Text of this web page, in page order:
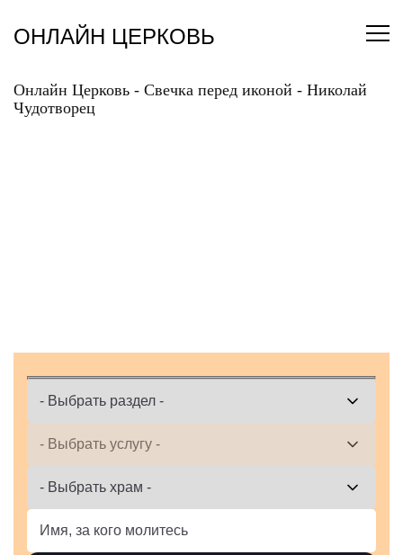
содержанию
ОНЛАЙН ЦЕРКОВЬ
Онлайн Церковь - Свечка перед иконой - Николай
Чудотворец